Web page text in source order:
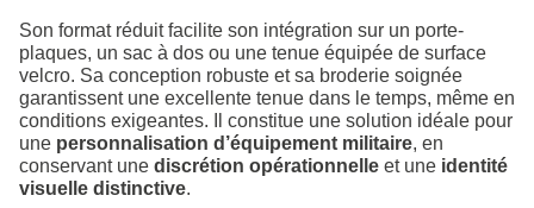
Son format réduit facilite son intégration sur un porte-
plaques, un sac à dos ou une tenue équipée de surface
velcro. Sa conception robuste et sa broderie soignée
garantissent une excellente tenue dans le temps, même en
conditions exigeantes. Il constitue une solution idéale pour
une personnalisation d’équipement militaire, en
conservant une discrétion opérationnelle et une identité
visuelle distinctive.